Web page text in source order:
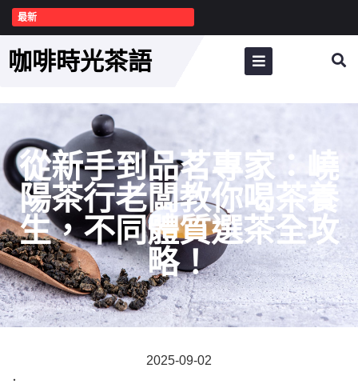
最新
咖啡時光茶語
從新手到品茗專家：嶢
陽茶行老闆教你喝茶養
生，不同體質選茶全攻
略！
2025-09-02